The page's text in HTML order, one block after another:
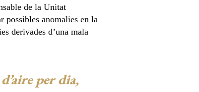
de la Unitat
possibles anomalies en la
derivades d’una mala
per dia,